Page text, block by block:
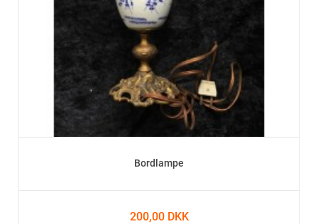
Bordlampe
200,00 DKK